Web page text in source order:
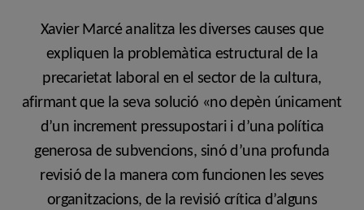
Xavier Marcé analitza les diverses causes que
expliquen la problemàtica estructural de la
precarietat laboral en el sector de la cultura,
afirmant que la seva solució «no depèn únicament
d’un increment pressupostari i d’una política
generosa de subvencions, sinó d’una profunda
revisió de la manera com funcionen les seves
organitzacions, de la revisió crítica d’alguns